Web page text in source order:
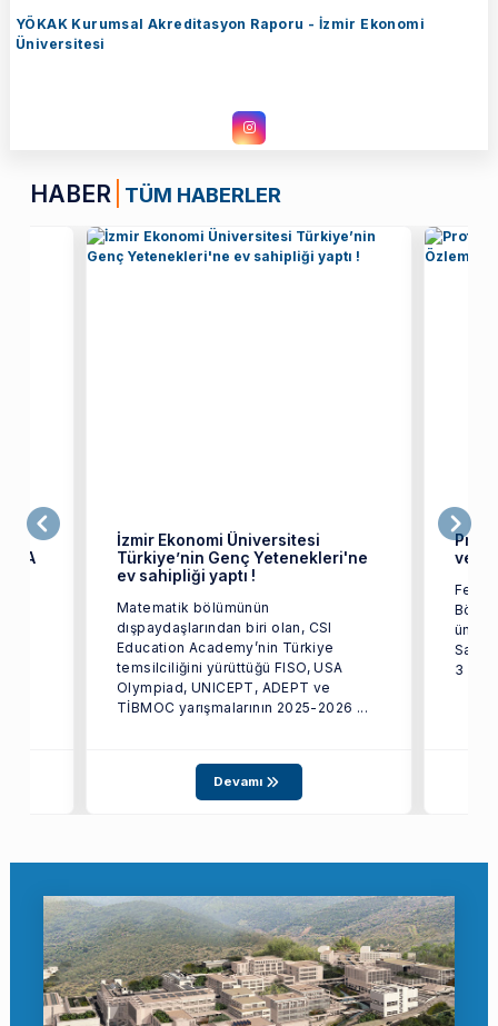
YÖKAK Kurumsal Akreditasyon Raporu - İzmir Ekonomi
Üniversitesi
HABER TÜM HABERLER
A
İzmir Ekonomi Üniversitesi
Türkiye’nin Genç Yetenekleri'ne
ev sahipliği yaptı !
Matematik bölümünün
dışpaydaşlarından biri olan, CSI
Education Academy’nin Türkiye
temsilciliğini yürüttüğü FISO, USA
Olympiad, UNICEPT, ADEPT ve
TİBMOC yarışmalarının 2025-2026 ...
Devamı
Prof.
ve
Fen
3 ...